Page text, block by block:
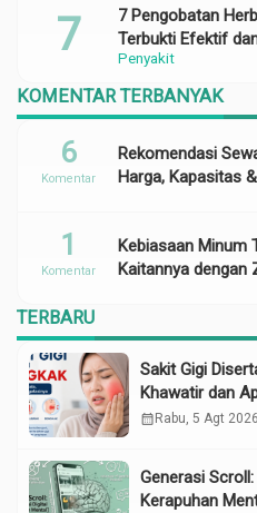
Penyakit
7 Pengobatan
Terbukti Efektif
KOMENTAR TERBANYAK
Rekomendasi
Harga, Kapasitas
6
Komentar
Kebiasaan Minum
Kaitannya dengan
1
Komentar
TERBARU
Sakit Gigi
Khawatir dan
calendar_month Rabu, 5 Agt 2026
Generasi
Kerapuhan